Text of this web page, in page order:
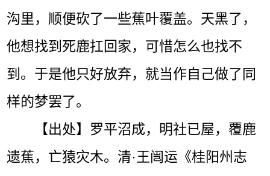
沟里，顺便砍了一些蕉叶覆盖。天黑了，
他想找到死鹿扛回家，可惜怎么也找不
到。于是他只好放弃，就当作自己做了同
样的梦罢了。
【出处】罗平沼成，明社已屋，覆鹿
遗蕉，亡猿灾木。清·王闿运《桂阳州志